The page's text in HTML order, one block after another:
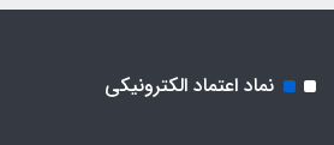
نماد اعتماد الکترونیکی